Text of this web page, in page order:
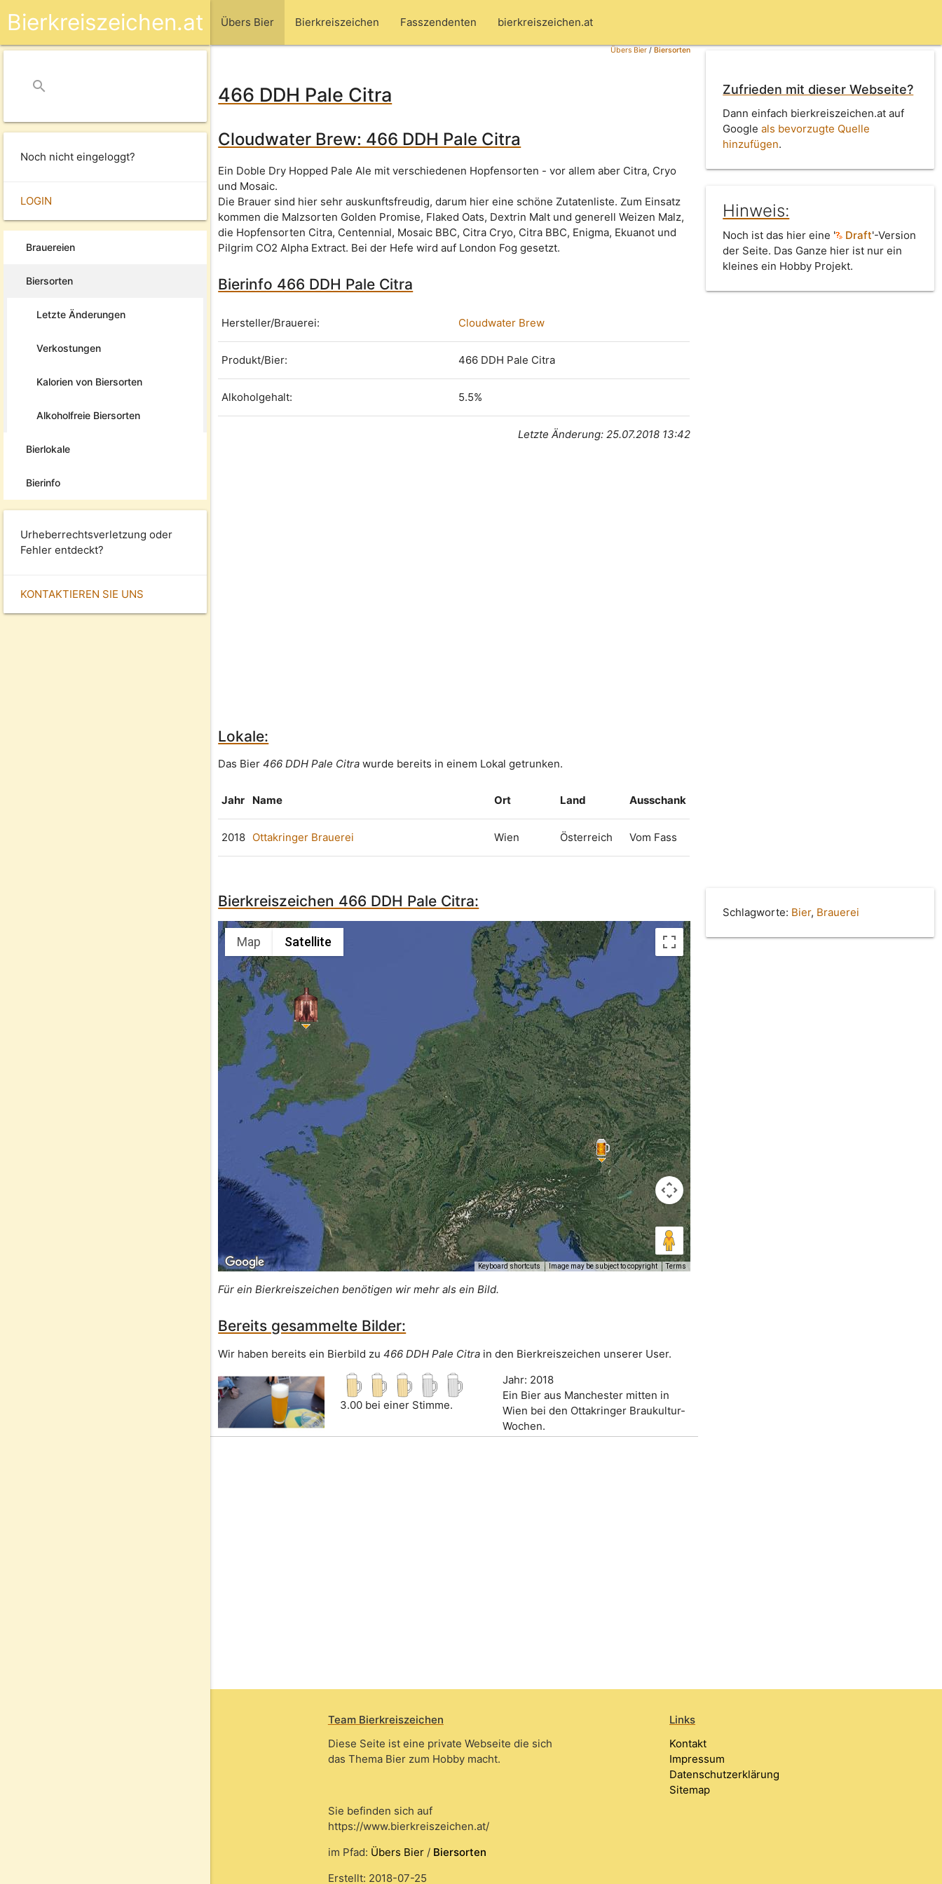
Übers Bier Bierkreiszeichen Fasszendenten bierkreiszeichen.at
Bierkreiszeichen.at
search
Noch nicht eingeloggt?
LOGIN
Brauereien
Biersorten
Letzte Änderungen
Verkostungen
Kalorien von Biersorten
Alkoholfreie Biersorten
Bierlokale
Bierinfo
Urheberrechtsverletzung oder
Fehler entdeckt?
KONTAKTIEREN SIE UNS
Übers Bier/Biersorten
466 DDH Pale Citra
Cloudwater Brew: 466 DDH Pale Citra
Ein Doble Dry Hopped Pale Ale mit verschiedenen Hopfensorten - vor allem aber Citra, Cryo
und Mosaic.
Die Brauer sind hier sehr auskunftsfreudig, darum hier eine schöne Zutatenliste. Zum Einsatz
kommen die Malzsorten Golden Promise, Flaked Oats, Dextrin Malt und generell Weizen Malz,
die Hopfensorten Citra, Centennial, Mosaic BBC, Citra Cryo, Citra BBC, Enigma, Ekuanot und
Pilgrim CO2 Alpha Extract. Bei der Hefe wird auf London Fog gesetzt.
Bierinfo 466 DDH Pale Citra
Hersteller/Brauerei: Cloudwater Brew
Produkt/Bier: 466 DDH Pale Citra
Alkoholgehalt: 5.5%
Letzte Änderung: 25.07.2018 13:42
Zufrieden mit dieser Webseite?
Dann einfach bierkreiszeichen.at auf
Googleals bevorzugte Quelle
hinzufügen.
Hinweis:
Noch ist das hier eine ' Draft'-Version
der Seite. Das Ganze hier ist nur ein
kleines ein Hobby Projekt.
Lokale:
Das Bier466 DDH Pale Citra wurde bereits in einem Lokal getrunken.
Jahr Name Ort Land Ausschank
2018 Ottakringer Brauerei Wien Österreich Vom Fass
Bierkreiszeichen 466 DDH Pale Citra:
Map Satellite
Keyboard shortcuts Image may be subject to copyright Terms
Für ein Bierkreiszeichen benötigen wir mehr als ein Bild.
Bereits gesammelte Bilder:
Wir haben bereits ein Bierbild zu466 DDH Pale Citra in den Bierkreiszeichen unserer User.
3.00 bei einer Stimme.
Jahr: 2018
Ein Bier aus Manchester mitten in
Wien bei den Ottakringer Braukultur-
Wochen.
Schlagworte: Bier, Brauerei
Team Bierkreiszeichen
Diese Seite ist eine private Webseite die sich
das Thema Bier zum Hobby macht.
Sie befinden sich auf
https://www.bierkreiszeichen.at/
im Pfad: Übers Bier/ Biersorten
Erstellt: 2018-07-25
Links
Kontakt
Impressum
Datenschutzerklärung
Sitemap